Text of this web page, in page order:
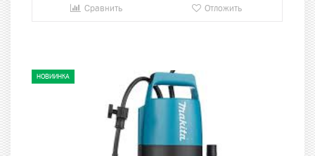
Сравнить Отложить
НОВИИНКА